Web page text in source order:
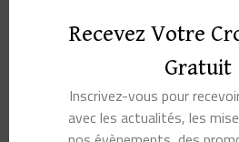
soin et expédiée rapidement
France. Tu vas bientôt pouvoir
instant crochet avec ton
Recevez Votre
Gratuit
Inscrivez-vous pour
avec les actualités, les